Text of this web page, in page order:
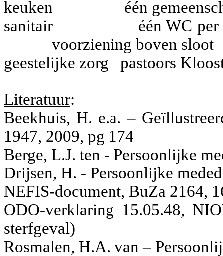
keuken
één
sanitair
één WC
voorziening boven sloot
geestelijke zorg
pastoors
Literatuur:
Beekhuis, H. e.a. –
1947, 2009, pg 174
Berge, L.J. ten - Persoonlijke
Drijsen, H. - Persoonlijke
NEFIS-document, BuZa 2164,
ODO-verklaring 15.05.48,
sterfgeval)
Rosmalen, H.A. van –